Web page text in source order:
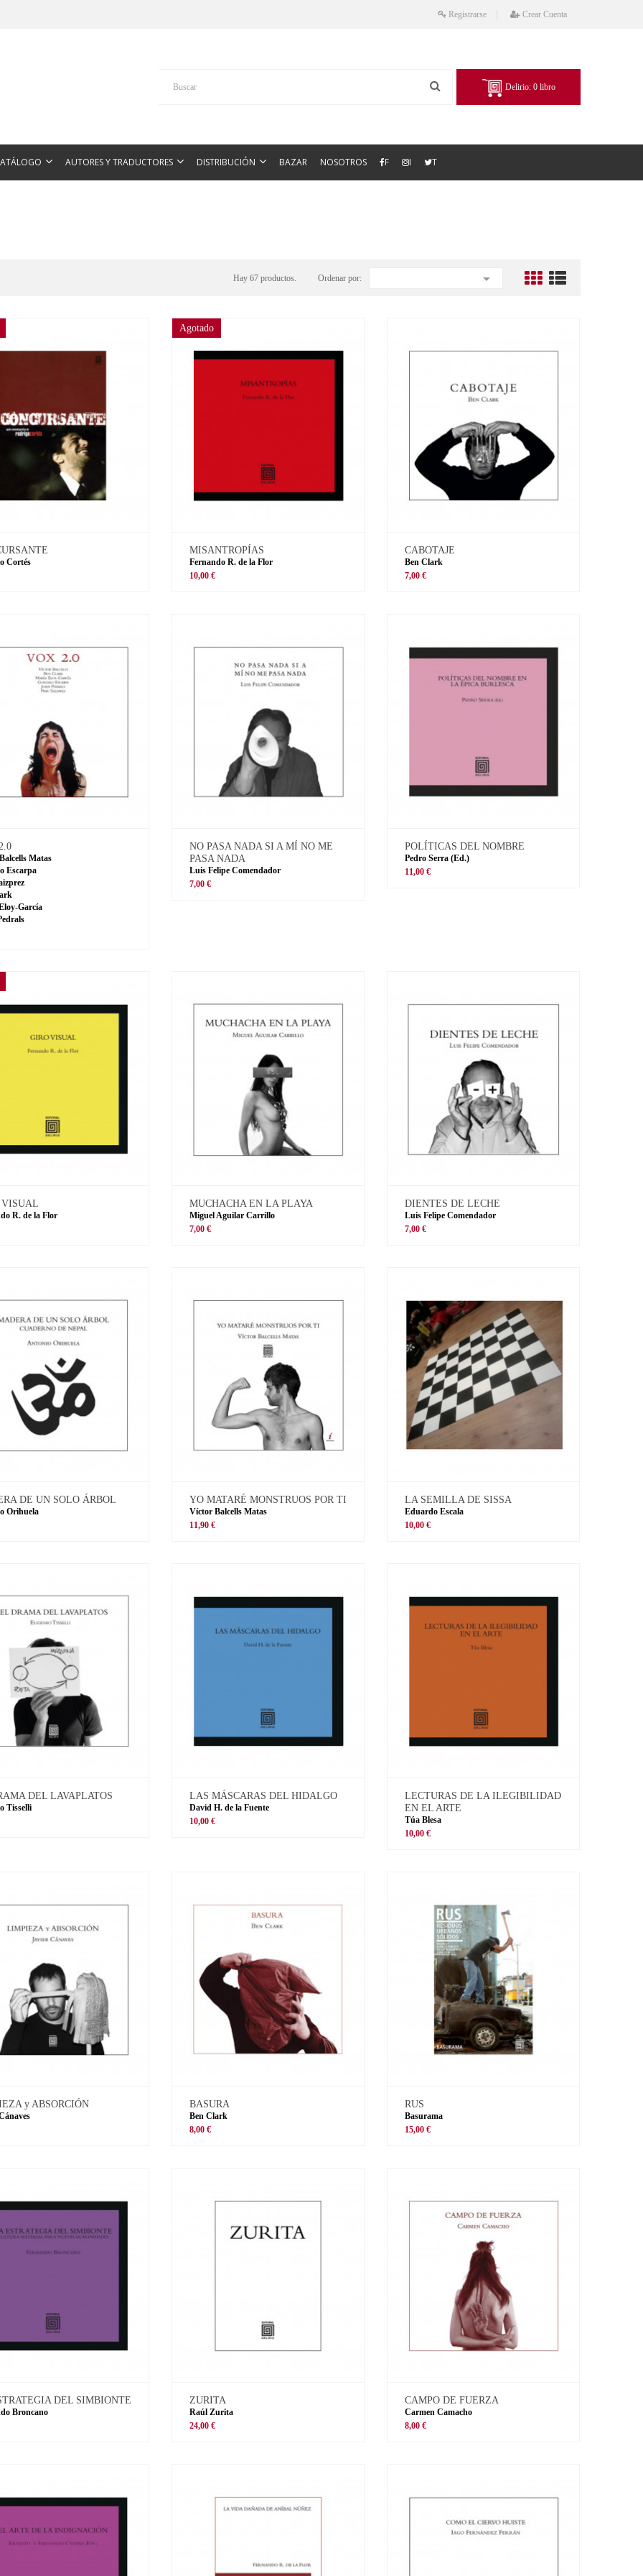
Registrarse Crear Cuenta
Delirio: 0 libro
AUTORES Y TRADUCTORES DISTRIBUCIÓN BAZAR NOSOTROS F I T
Hay 67 productos. Ordenar por: 
Cortés
Agotado
MISANTROPÍAS
Fernando R. de la Flor
10,00 €
CABOTAJE
Ben Clark
7,00 €
Matas
Escarpa
García
NO PASA NADA SI A MÍ NO ME
PASA NADA
Luis Felipe Comendador
7,00 €
POLÍTICAS DEL NOMBRE
Pedro Serra (Ed.)
11,00 €
VISUAL
R. de la Flor
MUCHACHA EN LA PLAYA
Miguel Aguilar Carrillo
7,00 €
DIENTES DE LECHE
Luis Felipe Comendador
7,00 €
DE UN SOLO ÁRBOL
Orihuela
YO MATARÉ MONSTRUOS POR TI
Víctor Balcells Matas
11,90 €
LA SEMILLA DE SISSA
Eduardo Escala
10,00 €
DEL LAVAPLATOS
Tisselli
LAS MÁSCARAS DEL HIDALGO
David H. de la Fuente
10,00 €
LECTURAS DE LA ILEGIBILIDAD
EN EL ARTE
Túa Blesa
10,00 €
y ABSORCIÓN BASURA
Ben Clark
8,00 €
RUS
Basurama
15,00 €
DEL SIMBIONTE
Broncano
ZURITA
Raúl Zurita
24,00 €
CAMPO DE FUERZA
Carmen Camacho
8,00 €